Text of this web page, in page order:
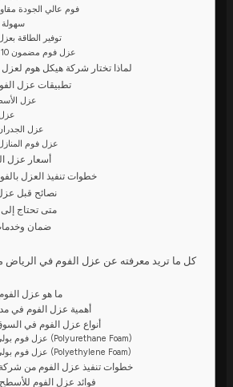
2. فوم عالي الجودة
3.
4. توفير الطاقة
5. عزل فوم مضمون 10 سنوات
لماذا تختار شركة هيكل هوم لعزل
تطبيقات عزل
1. عزل
2.
3. عزل
4. عزل فوم
أسعار عزل
خطوات تنفيذ العزل
نصائح قبل
متى تحتاج
ضمان
كل ما تريد معرفته عن عزل الفوم في
ما هو عزل
أهمية عزل الفوم في
أنواع عزل الفوم في
1. عزل فوم بولي يوريثان (Polyurethane Foam)
2. عزل فوم بولي إيثيلين (Polyethylene Foam)
خطوات تنفيذ عزل الفوم من
فوائد عزل الفوم